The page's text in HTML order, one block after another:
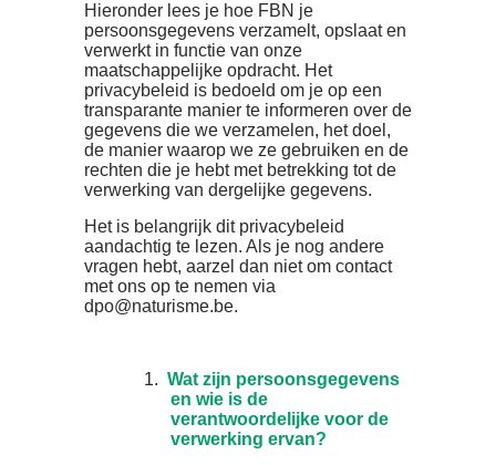
Hieronder lees je hoe FBN je
persoonsgegevens verzamelt, opslaat en
verwerkt in functie van onze
maatschappelijke opdracht. Het
privacybeleid is bedoeld om je op een
transparante manier te informeren over de
gegevens die we verzamelen, het doel,
de manier waarop we ze gebruiken en de
rechten die je hebt met betrekking tot de
verwerking van dergelijke gegevens.
Het is belangrijk dit privacybeleid
aandachtig te lezen. Als je nog andere
vragen hebt, aarzel dan niet om contact
met ons op te nemen via
dpo@naturisme.be.
1. Wat zijn persoonsgegevens
en wie is de
verantwoordelijke voor de
verwerking ervan?